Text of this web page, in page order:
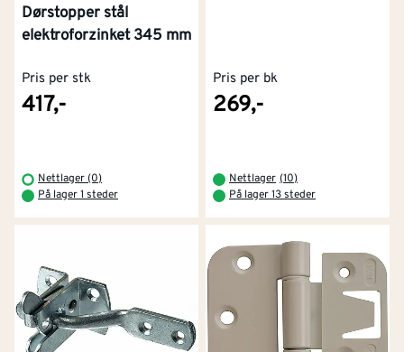
Dørstopper stål
elektroforzinket 345 mm
Pris per stk
417,-
Nettlager (0)
På lager 1 steder
Pris per bk
269,-
Nettlager (10)
På lager 13 steder